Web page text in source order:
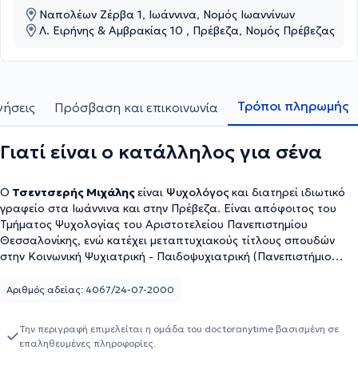
Ναπολέων Ζέρβα 1, Ιωάννινα, Νομός Ιωαννίνων
Λ. Ειρήνης & Αμβρακίας 10 , Πρέβεζα, Νομός Πρέβεζας
Πρόσβαση και επικοινωνία Τρόποι πληρωμής
Γιατί είναι ο κατάλληλος για σένα
Ο Τσεντσερής Μιχάληςείναι Ψυχολόγοςκαι διατηρεί ιδιωτικό
γραφείο στα Ιωάννινα και στην Πρέβεζα. Είναι απόφοιτος του
Τμήματος Ψυχολογίας του Αριστοτελείου Πανεπιστημίου
Θεσσαλονίκης, ενώ κατέχει μεταπτυχιακούς τίτλους σπουδών
στην Κοινωνική Ψυχιατρική - Παιδοψυχιατρική (Πανεπιστήμιο
Κληρονομιά και Εναλλακτικό Τουρισμό (Πανεπιστήμιο Salento -
διατροφικών διαταραχών και παχυσαρκίας ως Master
Practitioner (NCfED, Ηνωμένο Βασίλειο – πιστοποίηση από τον
Αριθμός αδείας: 4067/24-07-2000
Την περιγραφή επιμελείται η ομάδα του doctoranytime βασισμένη σε
επαληθευμένες πληροφορίες.